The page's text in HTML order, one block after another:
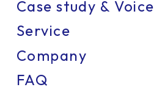
Case study & Voice
Service
Company
FAQ